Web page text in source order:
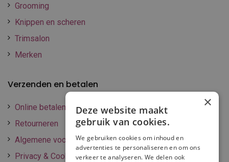
Grooming
Knippen en scheren
Trimsalon
Merken
Verzenden en betalen
Online betalen
Retourneren
Algemene voorwaarden
Privacy & Cookie policy
×
Deze website maakt
gebruik van cookies.
We gebruiken cookies om inhoud en
advertenties te personaliseren en om ons
verkeer te analyseren. We delen ook